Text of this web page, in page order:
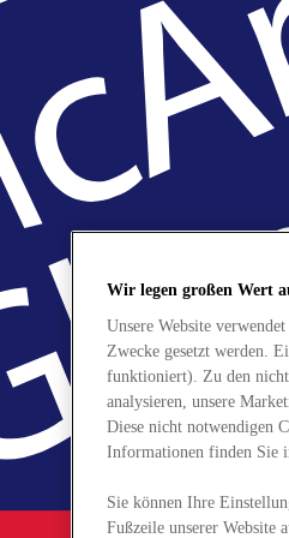
Wir legen großen Wert
Unsere Website
Zwecke gesetzt werden.
funktioniert). Zu den nicht
analysieren, unsere
Diese nicht notwendigen
Informationen finden Sie
Sie können Ihre
Fußzeile unserer